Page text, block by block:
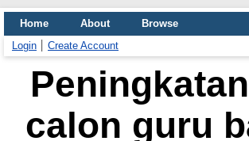
Home About
Browse
Login
Create Account
calon guru